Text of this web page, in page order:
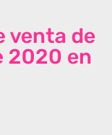
venta de
2020 en